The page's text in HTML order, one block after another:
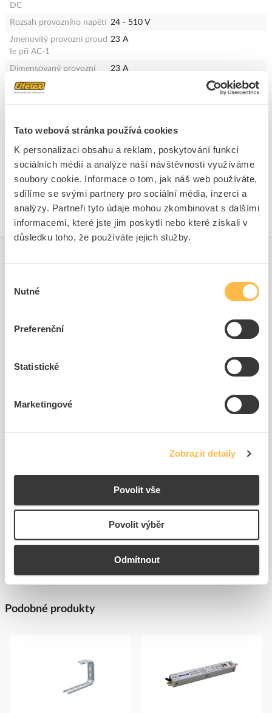
Tato webová stránka používá cookies
K personalizaci obsahu a reklam, poskytování funkcí
sociálních médií a analýze naší návštěvnosti využíváme
soubory cookie. Informace o tom, jak náš web používáte,
sdílíme se svými partnery pro sociální média, inzerci a
analýzy. Partneři tyto údaje mohou zkombinovat s dalšími
informacemi, které jste jim poskytli nebo které získali v
důsledku toho, že používáte jejich služby.
souhlasu
Nutné
Preferenční
Statistické
Marketingové
Zobrazit detaily
Povolit vše
Povolit výběr
Odmítnout
DC
Rozsah provozního napětí 24 - 510 V
Jmenovitý provozní proud
Ie při AC-1
23 A
Dimensovaný provozní
proud Ie podle AC-51
23 A
Jmenovitý provozní proud
12 A
Počet fází
1
instalaci
Související produkty
MEW 35/1 PSSR 1PH CONTROL UNIT
Podobné produkty